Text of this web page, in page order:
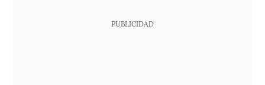
PUBLICIDAD